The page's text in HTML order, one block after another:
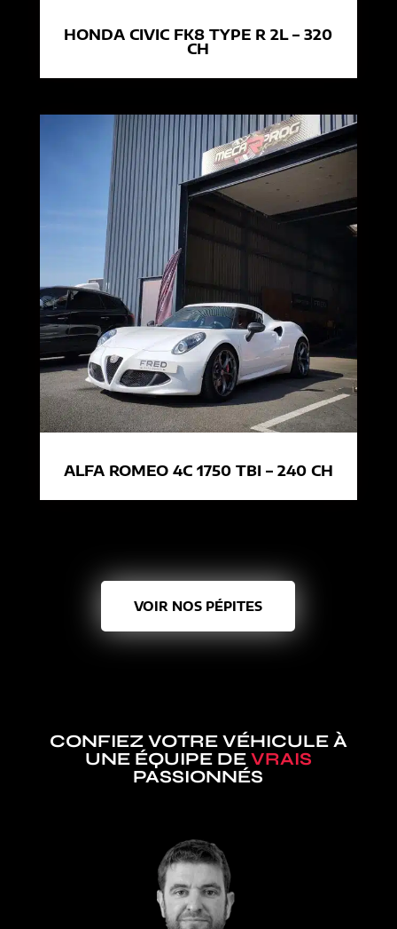
HONDA CIVIC FK8 TYPE R 2L – 320
CH
ALFA ROMEO 4C 1750 TBI – 240 CH
VOIR NOS PÉPITES
CONFIEZ VOTRE VÉHICULE À
UNE ÉQUIPE DE VRAIS
PASSIONNÉS